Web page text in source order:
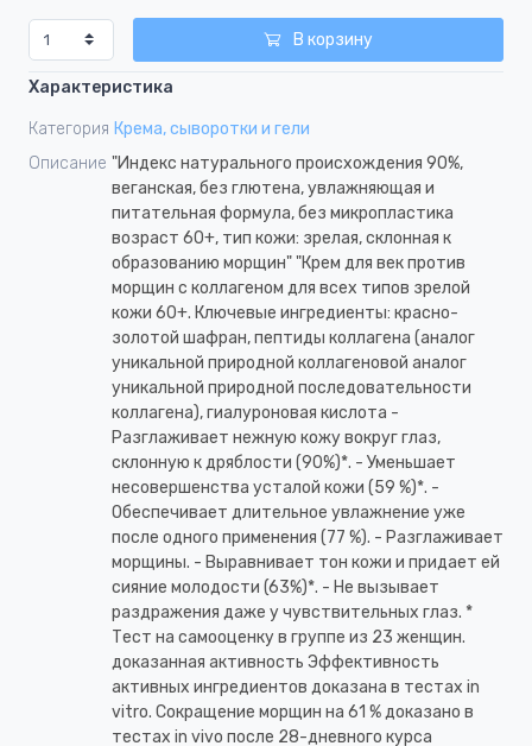
В корзину
Характеристика
Категория Крема, сыворотки и гели
Описание "Индекс натурального происхождения 90%,
веганская, без глютена, увлажняющая и
питательная формула, без микропластика
возраст 60+, тип кожи: зрелая, склонная к
образованию морщин" "Крем для век против
морщин с коллагеном для всех типов зрелой
кожи 60+. Ключевые ингредиенты: красно-
золотой шафран, пептиды коллагена (аналог
уникальной природной коллагеновой аналог
уникальной природной последовательности
коллагена), гиалуроновая кислота -
Разглаживает нежную кожу вокруг глаз,
склонную к дряблости (90%)*. - Уменьшает
несовершенства усталой кожи (59 %)*. -
Обеспечивает длительное увлажнение уже
после одного применения (77 %). - Разглаживает
морщины. - Выравнивает тон кожи и придает ей
сияние молодости (63%)*. - Не вызывает
раздражения даже у чувствительных глаз. *
Тест на самооценку в группе из 23 женщин.
доказанная активность Эффективность
активных ингредиентов доказана в тестах in
vitro. Сокращение морщин на 61 % доказано в
тестах in vivo после 28-дневного курса